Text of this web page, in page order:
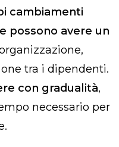
cambiamenti
possono avere un
tra i dipendenti.
con gradualità,
necessario per